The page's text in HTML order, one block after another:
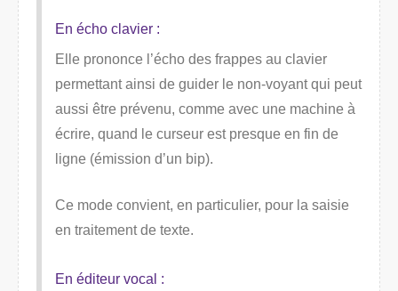
En écho clavier :
Elle prononce l’écho des frappes au clavier
permettant ainsi de guider le non-voyant qui peut
aussi être prévenu, comme avec une machine à
écrire, quand le curseur est presque en fin de
ligne (émission d’un bip).
Ce mode convient, en particulier, pour la saisie
en traitement de texte.
En éditeur vocal :